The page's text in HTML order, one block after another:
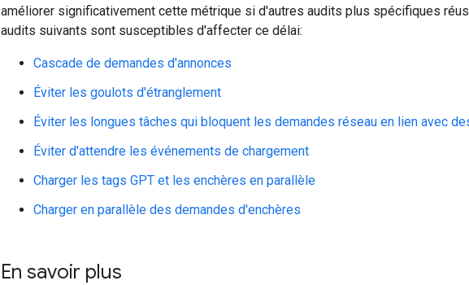
améliorer significativement cette métrique si d'autres audits plus spécifiques
audits suivants sont susceptibles d'affecter ce délai:
Cascade de demandes d'annonces
Éviter les goulots d'étranglement
Éviter les longues tâches qui bloquent les demandes réseau en lien avec
Éviter d'attendre les événements de chargement
Charger les tags GPT et les enchères en parallèle
Charger en parallèle des demandes d'enchères
En savoir plus